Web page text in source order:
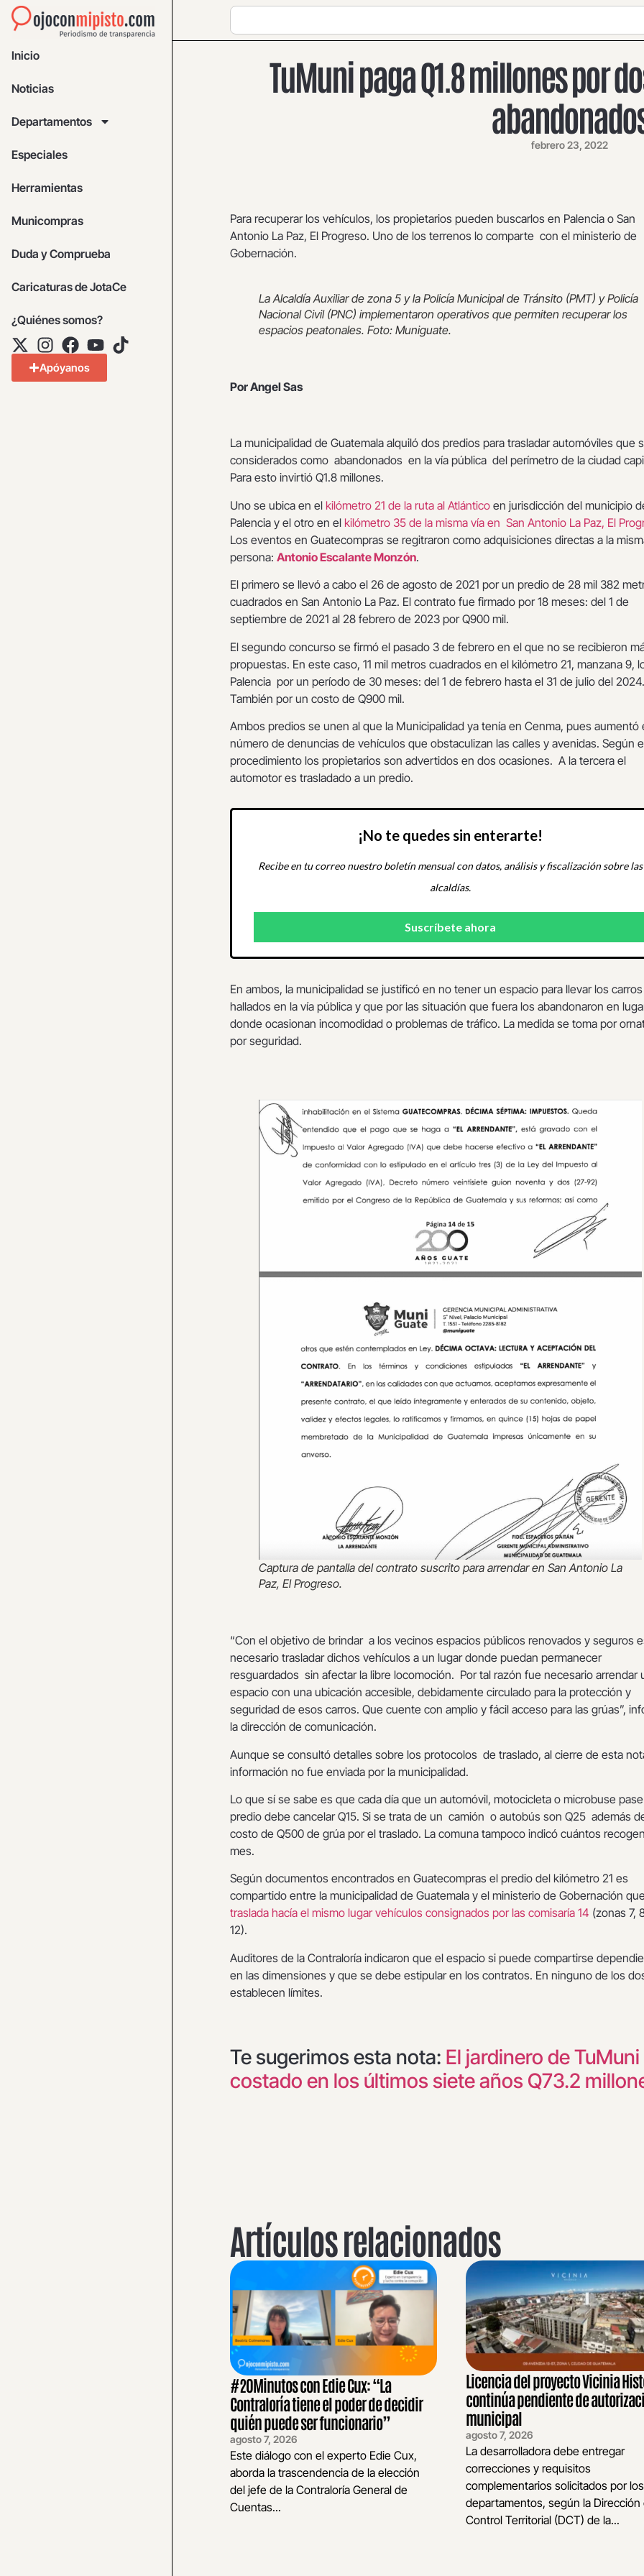
Inicio
Noticias
Departamentos
Especiales
Herramientas
Municompras
Duda y Comprueba
Caricaturas de JotaCe
¿Quiénes somos?
Apóyanos
TuMuni paga Q1.8 millones por
febrero 23, 2022
Para recuperar los vehículos, los propietarios pueden buscarlos en Palencia o San
Antonio La Paz, El Progreso. Uno de los terrenos lo comparte con el ministerio de
Gobernación.
La Alcaldía Auxiliar de zona 5 y la Policía Municipal de Tránsito (PMT) y Policía
Nacional Civil (PNC) implementaron operativos que permiten recuperar los
espacios peatonales. Foto: Muniguate.
Por Angel Sas
La municipalidad de Guatemala alquiló dos predios para trasladar automóviles que
considerados como abandonados en la vía pública del perímetro de la ciudad
Para esto invirtió Q1.8 millones.
Uno se ubica en el kilómetro 21 de la ruta al Atlántico en jurisdicción del municipio
Palencia y el otro en el kilómetro 35 de la misma vía en San Antonio La Paz, El
Los eventos en Guatecompras se regitraron como adquisiciones directas a la
persona: Antonio Escalante Monzón.
El primero se llevó a cabo el 26 de agosto de 2021 por un predio de 28 mil 382
cuadrados en San Antonio La Paz. El contrato fue firmado por 18 meses: del 1 de
septiembre de 2021 al 28 febrero de 2023 por Q900 mil.
El segundo concurso se firmó el pasado 3 de febrero en el que no se recibieron
propuestas. En este caso, 11 mil metros cuadrados en el kilómetro 21, manzana 9,
Palencia por un período de 30 meses: del 1 de febrero hasta el 31 de julio del 2024.
También por un costo de Q900 mil.
Ambos predios se unen al que la Municipalidad ya tenía en Cenma, pues aumentó
número de denuncias de vehículos que obstaculizan las calles y avenidas. Según
procedimiento los propietarios son advertidos en dos ocasiones. A la tercera el
automotor es trasladado a un predio.
¡No te quedes sin enterarte!
Recibe en tu correo nuestro boletín mensual con datos, análisis y fiscalización sobre las
alcaldías.
En ambos, la municipalidad se justificó en no tener un espacio para llevar los carros
hallados en la vía pública y que por las situación que fuera los abandonaron en
donde ocasionan incomodidad o problemas de tráfico. La medida se toma por
por seguridad.
Captura de pantalla del contrato suscrito para arrendar en San Antonio La
Paz, El Progreso.
“Con el objetivo de brindar a los vecinos espacios públicos renovados y seguros
necesario trasladar dichos vehículos a un lugar donde puedan permanecer
resguardados sin afectar la libre locomoción. Por tal razón fue necesario arrendar
espacio con una ubicación accesible, debidamente circulado para la protección y
seguridad de esos carros. Que cuente con amplio y fácil acceso para las grúas”,
la dirección de comunicación.
Aunque se consultó detalles sobre los protocolos de traslado, al cierre de esta
información no fue enviada por la municipalidad.
Lo que sí se sabe es que cada día que un automóvil, motocicleta o microbuse
predio debe cancelar Q15. Si se trata de un camión o autobús son Q25 además
costo de Q500 de grúa por el traslado. La comuna tampoco indicó cuántos
mes.
Según documentos encontrados en Guatecompras el predio del kilómetro 21 es
compartido entre la municipalidad de Guatemala y el ministerio de Gobernación que
traslada hacía el mismo lugar vehículos consignados por las comisaría 14 (zonas 7,
12).
Auditores de la Contraloría indicaron que el espacio si puede compartirse
en las dimensiones y que se debe estipular en los contratos. En ninguno de los
establecen límites.
Te sugerimos esta nota: El jardinero de TuMuni
costado en los últimos siete años Q73.2
Artículos relacionados
#20Minutos con Edie Cux: “La
Contraloría tiene el poder de decidir
quién puede ser funcionario”
agosto 7, 2026
Este diálogo con el experto Edie Cux,
aborda la trascendencia de la elección
del jefe de la Contraloría General de
Cuentas...
Licencia del proyecto Vicinia
continúa pendiente de
municipal
agosto 7, 2026
La desarrolladora debe entregar
correcciones y requisitos
complementarios solicitados por los
departamentos, según la Dirección
Control Territorial (DCT) de la...